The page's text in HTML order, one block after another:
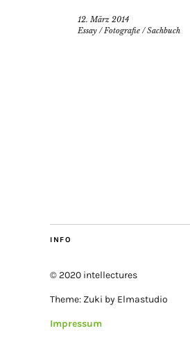
12. März 2014
Essay /Fotografie /Sachbuch
INFO
© 2020 intellectures
Theme: Zuki by Elmastudio
Impressum